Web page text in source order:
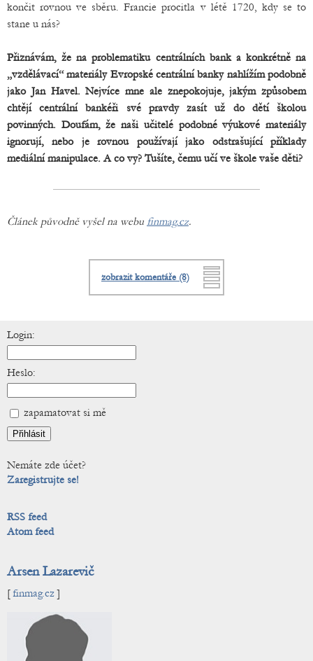
končit rovnou ve sběru. Francie procitla v létě 1720, kdy se to
stane u nás?
Přiznávám, že na problematiku centrálních bank a konkrétně na
„vzdělávací“ materiály Evropské centrální banky nahlížím podobně
jako Jan Havel. Nejvíce mne ale znepokojuje, jakým způsobem
chtějí centrální bankéři své pravdy zasít už do dětí školou
povinných. Doufám, že naši učitelé podobné výukové materiály
ignorují, nebo je rovnou používají jako odstrašující příklady
mediální manipulace. A co vy? Tušíte, čemu učí ve škole vaše děti?
Článek původně vyšel na webu finmag.cz.
zobrazit komentáře (8)
Login:
Heslo:
zapamatovat si mě
Nemáte zde účet?
Zaregistrujte se!
RSS feed
Atom feed
Arsen Lazarevič
[finmag.cz]